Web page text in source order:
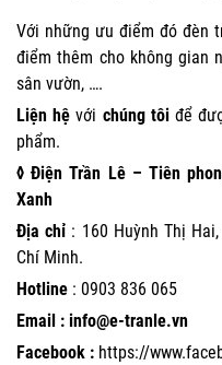
Với những ưu điểm đó đèn
điểm thêm cho không gian
sân vườn, ….
Liện hệ với chúng tôi để
phẩm.
◊ Điện Trần Lê – Tiên
Xanh
Địa chỉ : 160 Huỳnh Thị Hai,
Chí Minh.
Hotline : 0903 836 065
Email : info@e-tranle.vn
Facebook : https://